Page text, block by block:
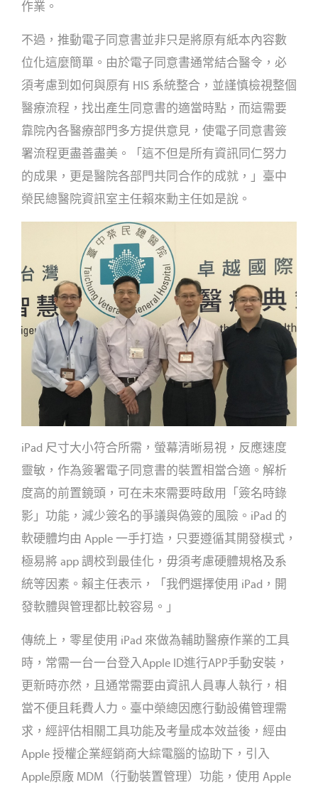
作業。
不過，推動電子同意書並非只是將原有紙本內容數
位化這麼簡單。由於電子同意書通常結合醫令，必
須考慮到如何與原有 HIS 系統整合，並謹慎檢視整個
醫療流程，找出產生同意書的適當時點，而這需要
靠院內各醫療部門多方提供意見，使電子同意書簽
署流程更盡善盡美。「這不但是所有資訊同仁努力
的成果，更是醫院各部門共同合作的成就，」臺中
榮民總醫院資訊室主任賴來勳主任如是說。
iPad 尺寸大小符合所需，螢幕清晰易視，反應速度
靈敏，作為簽署電子同意書的裝置相當合適。解析
度高的前置鏡頭，可在未來需要時啟用「簽名時錄
影」功能，減少簽名的爭議與偽簽的風險。iPad 的
軟硬體均由 Apple 一手打造，只要遵循其開發模式，
極易將 app 調校到最佳化，毋須考慮硬體規格及系
統等因素。賴主任表示，「我們選擇使用 iPad，開
發軟體與管理都比較容易。」
傳統上，零星使用 iPad 來做為輔助醫療作業的工具
時，常需一台一台登入Apple ID進行APP手動安裝，
更新時亦然，且通常需要由資訊人員專人執行，相
當不便且耗費人力。臺中榮總因應行動設備管理需
求，經評估相關工具功能及考量成本效益後，經由
Apple 授權企業經銷商大綜電腦的協助下，引入
Apple原廠 MDM（行動裝置管理）功能，使用 Apple